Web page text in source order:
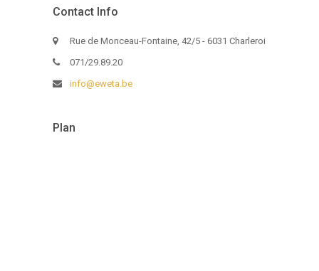
Contact Info
Rue de Monceau-Fontaine, 42/5 - 6031 Charleroi
071/29.89.20
info@eweta.be
Plan